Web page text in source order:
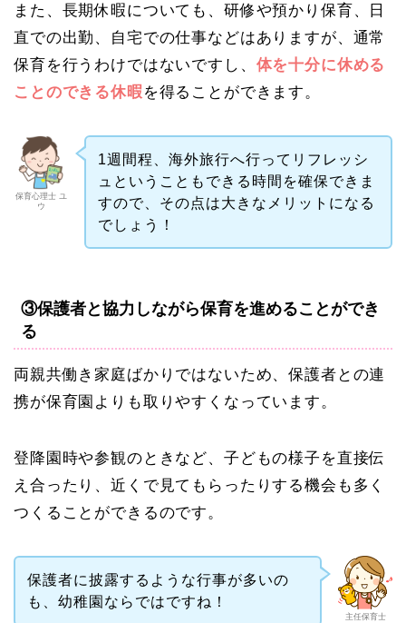
また、長期休暇についても、研修や預かり保育、日
直での出勤、自宅での仕事などはありますが、通常
保育を行うわけではないですし、 体を十分に休める
ことのできる休暇 を得ることができます。
保育心理士 ユ
ウ
1週間程、海外旅行へ行ってリフレッシ
ュということもできる時間を確保できま
すので、その点は大きなメリットになる
でしょう！
③保護者と協力しながら保育を進めることができ
る
両親共働き家庭ばかりではないため、保護者との連
携が保育園よりも取りやすくなっています。
登降園時や参観のときなど、子どもの様子を直接伝
え合ったり、近くで見てもらったりする機会も多く
つくることができるのです。
主任保育士
保護者に披露するような行事が多いの
も、幼稚園ならではですね！